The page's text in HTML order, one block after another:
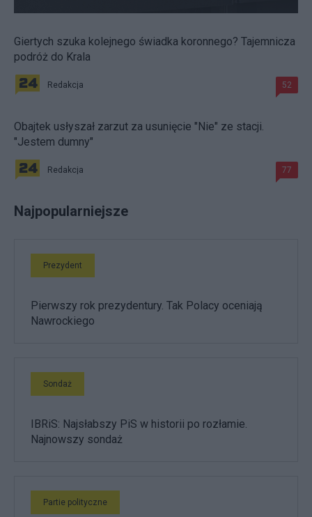
Giertych szuka kolejnego świadka koronnego? Tajemnicza
podróż do Krala
Redakcja 52
Obajtek usłyszał zarzut za usunięcie "Nie" ze stacji.
"Jestem dumny"
Redakcja 77
Najpopularniejsze
Prezydent
Pierwszy rok prezydentury. Tak Polacy oceniają
Nawrockiego
Sondaż
IBRiS: Najsłabszy PiS w historii po rozłamie.
Najnowszy sondaż
Partie polityczne